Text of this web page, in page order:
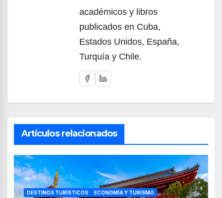
académicos y libros
publicados en Cuba,
Estados Unidos, España,
Turquía y Chile.
Artículos relacionados
DESTINOS TURÍSTICOS ECONOMÍA Y TURISMO